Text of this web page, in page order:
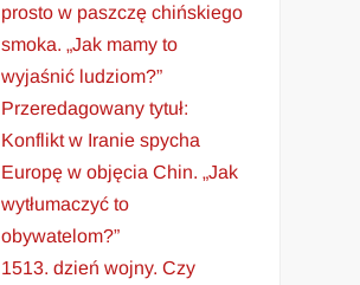
prosto w paszczę chińskiego
smoka. „Jak mamy to
wyjaśnić ludziom?”
Przeredagowany tytuł:
Konflikt w Iranie spycha
Europę w objęcia Chin. „Jak
wytłumaczyć to
obywatelom?”
1513. dzień wojny. Czy